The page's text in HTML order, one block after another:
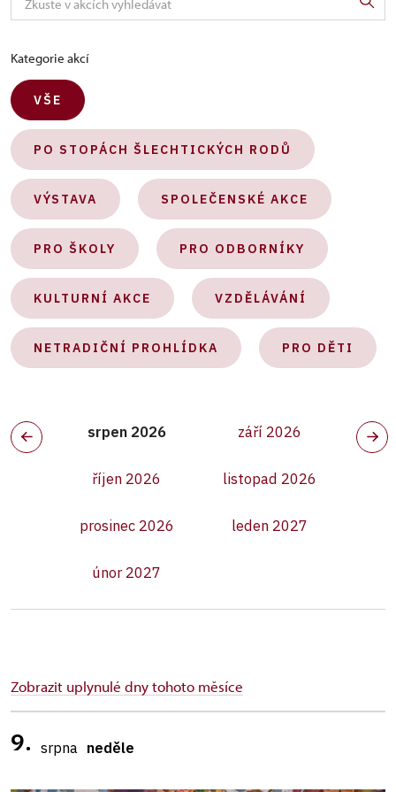
Kategorie akcí
VŠE
PO STOPÁCH ŠLECHTICKÝCH RODŮ
VÝSTAVA SPOLEČENSKÉ AKCE
PRO ŠKOLY PRO ODBORNÍKY
KULTURNÍ AKCE VZDĚLÁVÁNÍ
NETRADIČNÍ PROHLÍDKA PRO DĚTI
srpen 2026 září 2026
říjen 2026 listopad 2026
prosinec 2026 leden 2027
únor 2027
Zobrazit uplynulé dny tohoto měsíce
9. srpna neděle